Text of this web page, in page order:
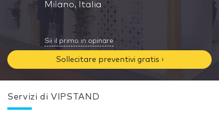
Milano, Italia
Sii il primo in opinare
Sollecitare preventivi gratis ›
Servizi di VIPSTAND